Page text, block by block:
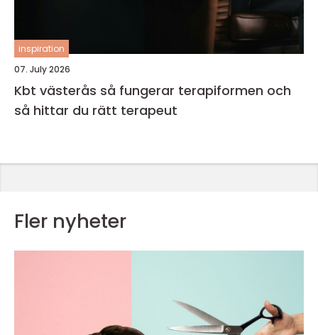
inspiration
07. July 2026
Kbt västerås så fungerar terapiformen och
så hittar du rätt terapeut
Fler nyheter